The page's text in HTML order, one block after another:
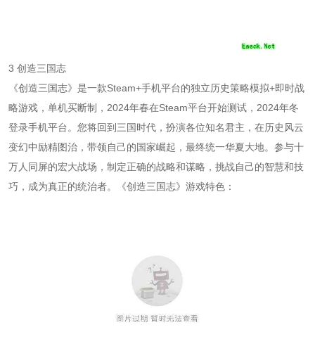
3 创造三国志
《创造三国志》是一款Steam+手机平台的独立历史策略模拟+即时战
略游戏，单机买断制，2024年春在Steam平台开始测试，2024年冬
登录手机平台。您将回到三国时代，扮演各位知名君主，在历史风云
变幻中励精图治，带领自己的国家崛起，最终统一华夏大地。参与十
万人同屏的宏大战场，制定正确的战略和谋略，挑战自己的智慧和技
巧，成为真正的统治者。《创造三国志》游戏特色：